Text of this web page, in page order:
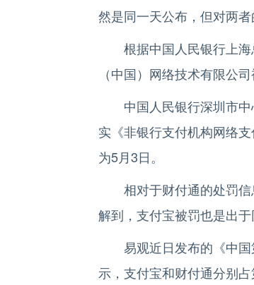
然是同一天公布，但对两者
根据中国人民银行上海
（中国）网络技术有限公
中国人民银行深圳市中
实《非银行支付机构网络
为5月3日。
相对于财付通的处罚信
解到，支付宝被罚也是出于
易观近日发布的《中国
示，支付宝和财付通分别